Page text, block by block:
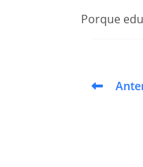
Porque